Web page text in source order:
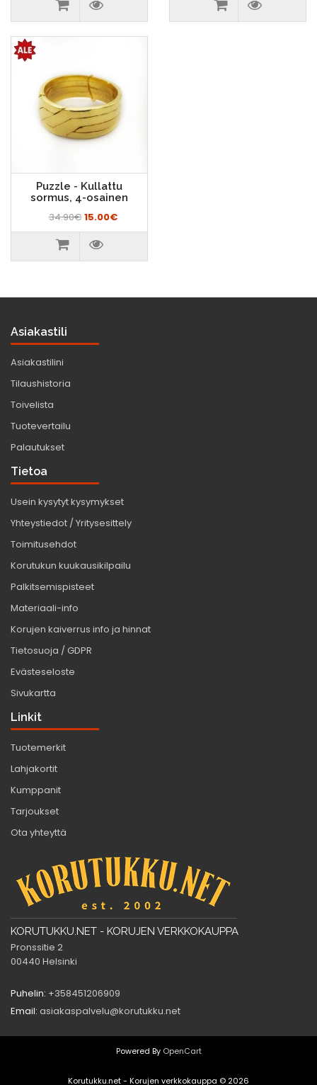
Puzzle - Kullattu
sormus, 4-osainen
34.90€15.00€
Asiakastili
Asiakastilini
Tilaushistoria
Toivelista
Tuotevertailu
Palautukset
Tietoa
Usein kysytyt kysymykset
Yhteystiedot / Yritysesittely
Toimitusehdot
Korutukun kuukausikilpailu
Palkitsemispisteet
Materiaali-info
Korujen kaiverrus info ja hinnat
Tietosuoja / GDPR
Evästeseloste
Sivukartta
Linkit
Tuotemerkit
Lahjakortit
Kumppanit
Tarjoukset
Ota yhteyttä
KORUTUKKU.NET - KORUJEN VERKKOKAUPPA
Pronssitie 2
00440 Helsinki
Puhelin: +358451206909
Email: asiakaspalvelu@korutukku.net
Powered By OpenCart
Korutukku.net - Korujen verkkokauppa © 2026